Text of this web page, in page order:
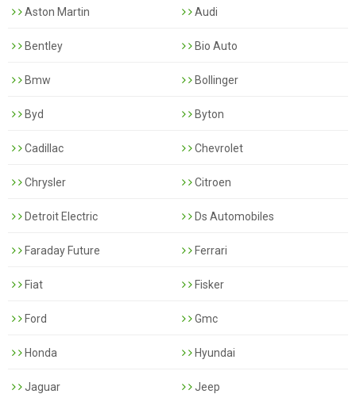
Aston Martin Audi
Bentley Bio Auto
Bmw Bollinger
Byd Byton
Cadillac Chevrolet
Chrysler Citroen
Detroit Electric Ds Automobiles
Faraday Future Ferrari
Fiat Fisker
Ford Gmc
Honda Hyundai
Jaguar Jeep